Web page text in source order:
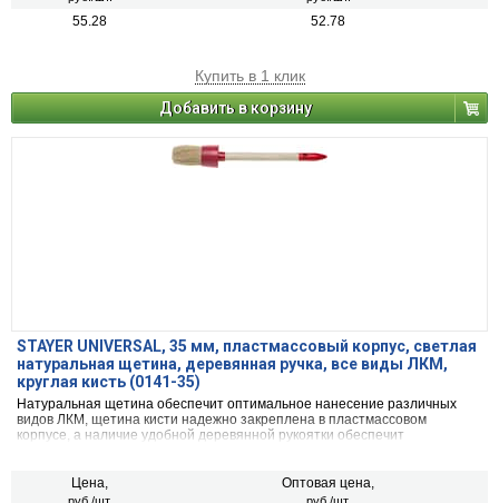
55.28 52.78
Купить в 1 клик
Добавить в корзину
STAYER UNIVERSAL, 35 мм, пластмассовый корпус, светлая
натуральная щетина, деревянная ручка, все виды ЛКМ,
круглая кисть (0141-35)
Натуральная щетина обеспечит оптимальное нанесение различных
видов ЛКМ, щетина кисти надежно закреплена в пластмассовом
корпусе, а наличие удобной деревянной рукоятки обеспечит
Цена, Оптовая цена,